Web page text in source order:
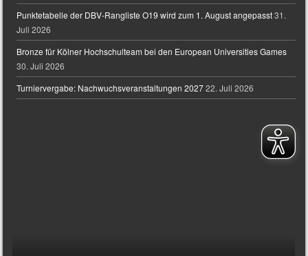
Punktetabelle der DBV-Rangliste O19 wird zum 1. August angepasst 31.
Juli 2026
Bronze für Kölner Hochschulteam bei den European Universities Games
30. Juli 2026
Turniervergabe: Nachwuchsveranstaltungen 2027 22. Juli 2026